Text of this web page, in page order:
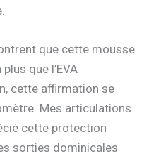
que cette mousse
que l’EVA
cette affirmation se
Mes articulations
cette protection
sorties dominicales